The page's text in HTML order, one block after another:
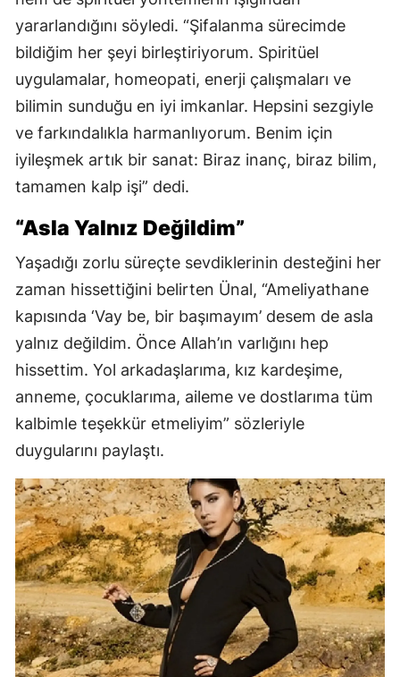
yararlandığını söyledi. “Şifalanma sürecimde
bildiğim her şeyi birleştiriyorum. Spiritüel
uygulamalar, homeopati, enerji çalışmaları ve
bilimin sunduğu en iyi imkanlar. Hepsini sezgiyle
ve farkındalıkla harmanlıyorum. Benim için
iyileşmek artık bir sanat: Biraz inanç, biraz bilim,
tamamen kalp işi” dedi.
“Asla Yalnız Değildim”
Yaşadığı zorlu süreçte sevdiklerinin desteğini her
zaman hissettiğini belirten Ünal, “Ameliyathane
kapısında ‘Vay be, bir başımayım’ desem de asla
yalnız değildim. Önce Allah’ın varlığını hep
hissettim. Yol arkadaşlarıma, kız kardeşime,
anneme, çocuklarıma, aileme ve dostlarıma tüm
kalbimle teşekkür etmeliyim” sözleriyle
duygularını paylaştı.